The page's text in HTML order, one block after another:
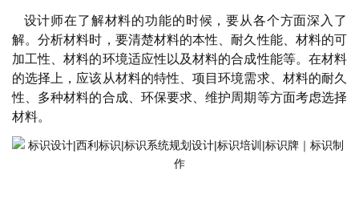
设计师在了解材料的功能的时候，要从各个方面深入了
解。分析材料时，要清楚材料的本性、耐久性能、材料的可
加工性、材料的环境适应性以及材料的合成性能等。在材料
的选择上，应该从材料的特性、项目环境需求、材料的耐久
性、多种材料的合成、环保要求、维护周期等方面考虑选择
材料。